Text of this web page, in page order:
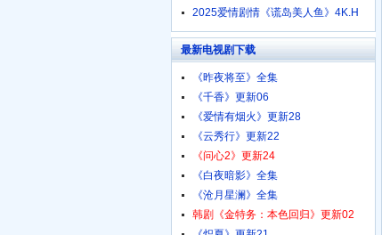
2025爱情剧情《谎岛美人鱼》4K.H
最新电视剧下载
《昨夜将至》全集
《千香》更新06
《爱情有烟火》更新28
《云秀行》更新22
《问心2》更新24
《白夜暗影》全集
《沧月星澜》全集
韩剧《金特务：本色回归》更新02